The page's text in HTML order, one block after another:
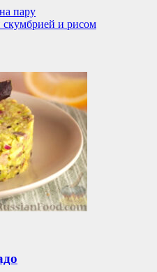
пару
и рисом